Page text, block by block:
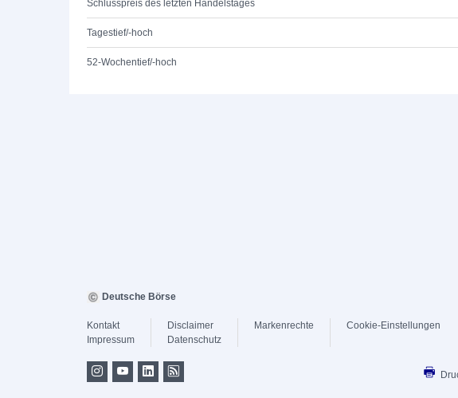
Schlusspreis des letzten Handelstages
Tagestief/-hoch
52-Wochentief/-hoch
Deutsche Börse
Kontakt
Impressum
Disclaimer
Datenschutz
Markenrechte Cookie-Einstellungen